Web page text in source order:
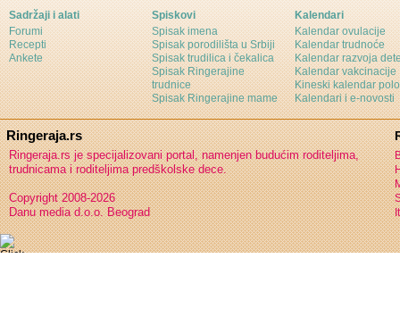
Sadržaji i alati
Forumi
Recepti
Ankete
Spiskovi
Spisak imena
Spisak porodilišta u Srbiji
Spisak trudilica i čekalica
Spisak Ringerajine
trudnice
Spisak Ringerajine mame
Kalendari
Kalendar ovulacije
Kalendar trudnoće
Kalendar razvoja
Kalendar vakcinacije
Kineski kalendar
Kalendari i e-novosti
Ringeraja.rs
Ringeraja.rs je specijalizovani portal, namenjen budućim roditeljima,
trudnicama i roditeljima predškolske dece.
Copyright 2008-2026
Danu media d.o.o. Beograd